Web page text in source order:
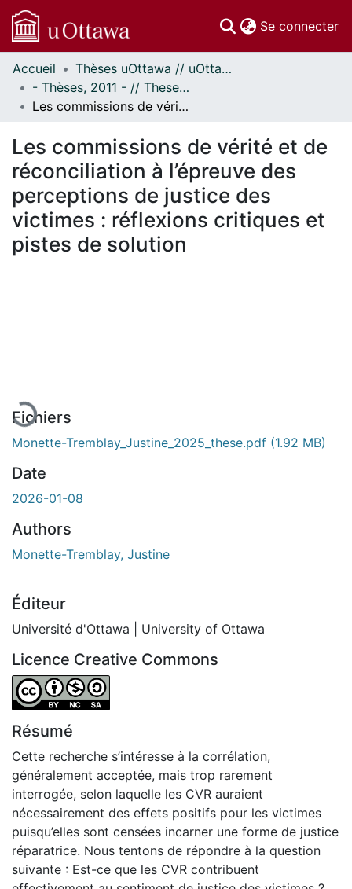
Se connecter
Communautés
et collections
Parcourir
À propos
Accueil
Thèses uOttawa // uOttawa Theses
- Thèses, 2011 - // Theses, 2011 -
Les commissions de vérité et de réconciliation à l’épreuve des perceptions de justice des victimes : réflexions critiques et pistes de solution
Les commissions de vérité et de
réconciliation à l’épreuve des
perceptions de justice des
victimes : réflexions critiques et
pistes de solution
Fichiers
Monette-Tremblay_Justine_2025_these.pdf (1.92 MB)
Date
2026-01-08
Authors
Monette-Tremblay, Justine
Éditeur
Université d'Ottawa | University of Ottawa
Licence Creative Commons
Attribution-NonCommercial-ShareAlike 4.0 International
Résumé
Cette recherche s’intéresse à la corrélation,
généralement acceptée, mais trop rarement
interrogée, selon laquelle les CVR auraient
nécessairement des effets positifs pour les victimes
puisqu’elles sont censées incarner une forme de justice
réparatrice. Nous tentons de répondre à la question
suivante : Est-ce que les CVR contribuent